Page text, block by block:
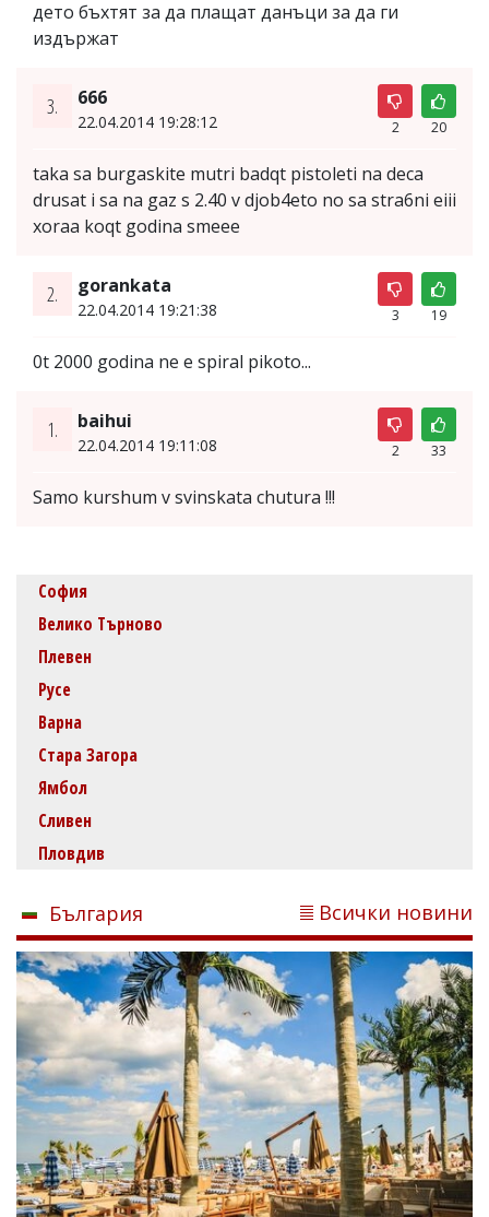
дето бъхтят за да плащат данъци за да ги
издържат
3. 666
22.04.2014 19:28:12 2 20
taka sa burgaskite mutri badqt pistoleti na deca
drusat i sa na gaz s 2.40 v djob4eto no sa stra6ni eiii
xoraa koqt godina smeee
2. gorankata
22.04.2014 19:21:38 3 19
0t 2000 godina ne e spiral pikoto...
1. baihui
22.04.2014 19:11:08 2 33
Samo kurshum v svinskata chutura !!!
София
Велико Търново
Плевен
Русе
Варна
Стара Загора
Ямбол
Сливен
Пловдив
България Всички новини